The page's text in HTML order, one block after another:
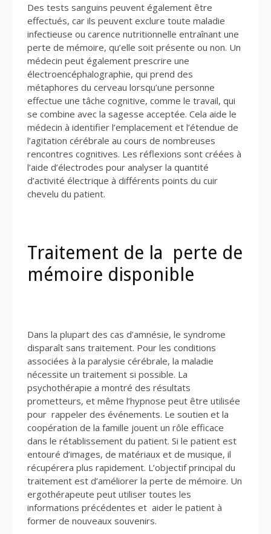
Des tests sanguins peuvent également être
effectués, car ils peuvent exclure toute maladie
infectieuse ou carence nutritionnelle entraînant une
perte de mémoire, qu’elle soit présente ou non. Un
médecin peut également prescrire une
électroencéphalographie, qui prend des
métaphores du cerveau lorsqu’une personne
effectue une tâche cognitive, comme le travail, qui
se combine avec la sagesse acceptée. Cela aide le
médecin à identifier l’emplacement et l’étendue de
l’agitation cérébrale au cours de nombreuses
rencontres cognitives. Les réflexions sont créées à
l’aide d’électrodes pour analyser la quantité
d’activité électrique à différents points du cuir
chevelu du patient.
Traitement de la perte de
mémoire disponible
Dans la plupart des cas d’amnésie, le syndrome
disparaît sans traitement. Pour les conditions
associées à la paralysie cérébrale, la maladie
nécessite un traitement si possible. La
psychothérapie a montré des résultats
prometteurs, et même l’hypnose peut être utilisée
pour rappeler des événements. Le soutien et la
coopération de la famille jouent un rôle efficace
dans le rétablissement du patient. Si le patient est
entouré d’images, de matériaux et de musique, il
récupérera plus rapidement. L’objectif principal du
traitement est d’améliorer la perte de mémoire. Un
ergothérapeute peut utiliser toutes les
informations précédentes et aider le patient à
former de nouveaux souvenirs.